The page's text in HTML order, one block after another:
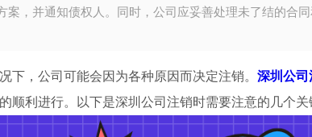
，并通知债权人。同时，公司应妥善处理未了结的合同
下，公司可能会因为各种原因而决定注销。 深圳公司
利进行。以下是深圳公司注销时需要注意的几个关